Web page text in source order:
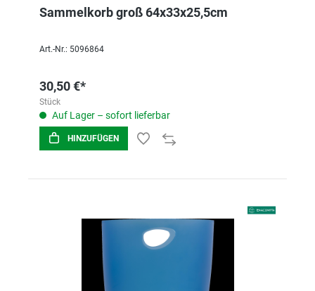
Sammelkorb groß 64x33x25,5cm
Art.-Nr.: 5096864
30,50 €*
Stück
Auf Lager – sofort lieferbar
HINZUFÜGEN